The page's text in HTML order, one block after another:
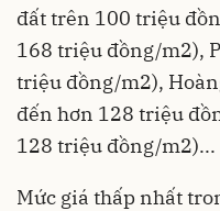
đất trên 100 triệu
168 triệu đồng/m2),
triệu đồng/m2),
đến hơn 128 triệu
128 triệu đồng/m2)...
Mức giá thấp nhất